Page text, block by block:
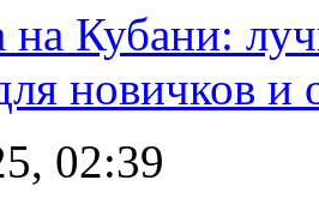
на Кубани:
новичков
02:39